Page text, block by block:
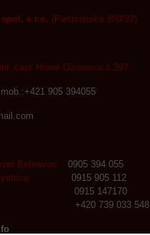
spol. s r.o. (Partizánska 300/32)
Horné Ozorovce č.297
905 394055
Bebravou
0905 394 055
0915 905 112
0915 147170
739 033 548